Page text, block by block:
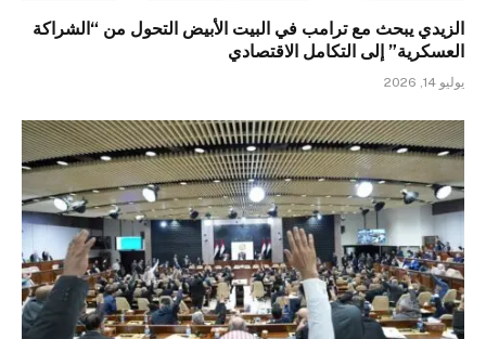
الزيدي يبحث مع ترامب في البيت الأبيض التحول من “الشراكة
العسكرية” إلى التكامل الاقتصادي
يوليو 14, 2026